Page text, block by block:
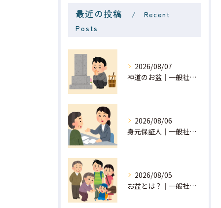
最近の投稿
Recent
Posts
2026/08/07
神道のお盆｜一般社団法人 星月
2026/08/06
身元保証人｜一般社団法人 星月
2026/08/05
お盆とは？｜一般社団法人 星月